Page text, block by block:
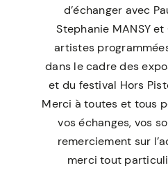
d’échanger avec
Stephanie MANSYet
artistes
dans le cadre des
et du festival Hors
Merci à toutes et tous
vos échanges, vos
remerciement sur
merci tout